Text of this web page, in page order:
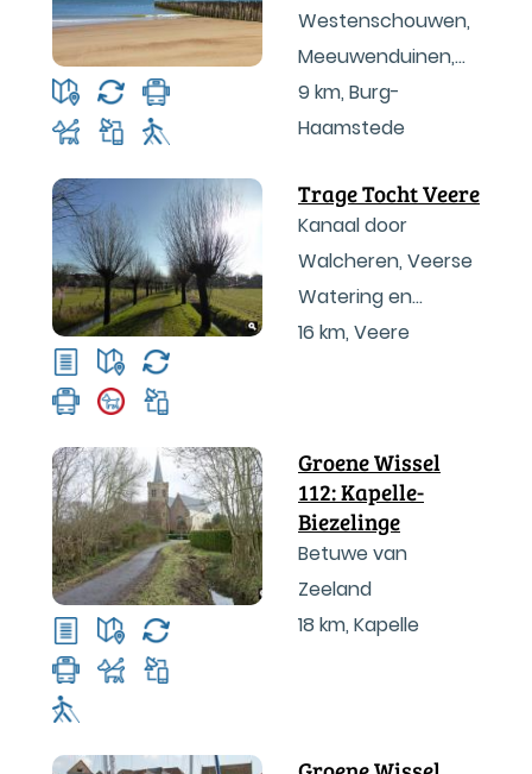
Westenschouwen,
Meeuwenduinen,
Noordzeestrand
9 km, Burg-
Haamstede
Trage Tocht Veere
Kanaal door
Walcheren, Veerse
Watering en
Veerse Bos
16 km, Veere
Groene Wissel
112: Kapelle-
Biezelinge
Betuwe van
Zeeland
18 km, Kapelle